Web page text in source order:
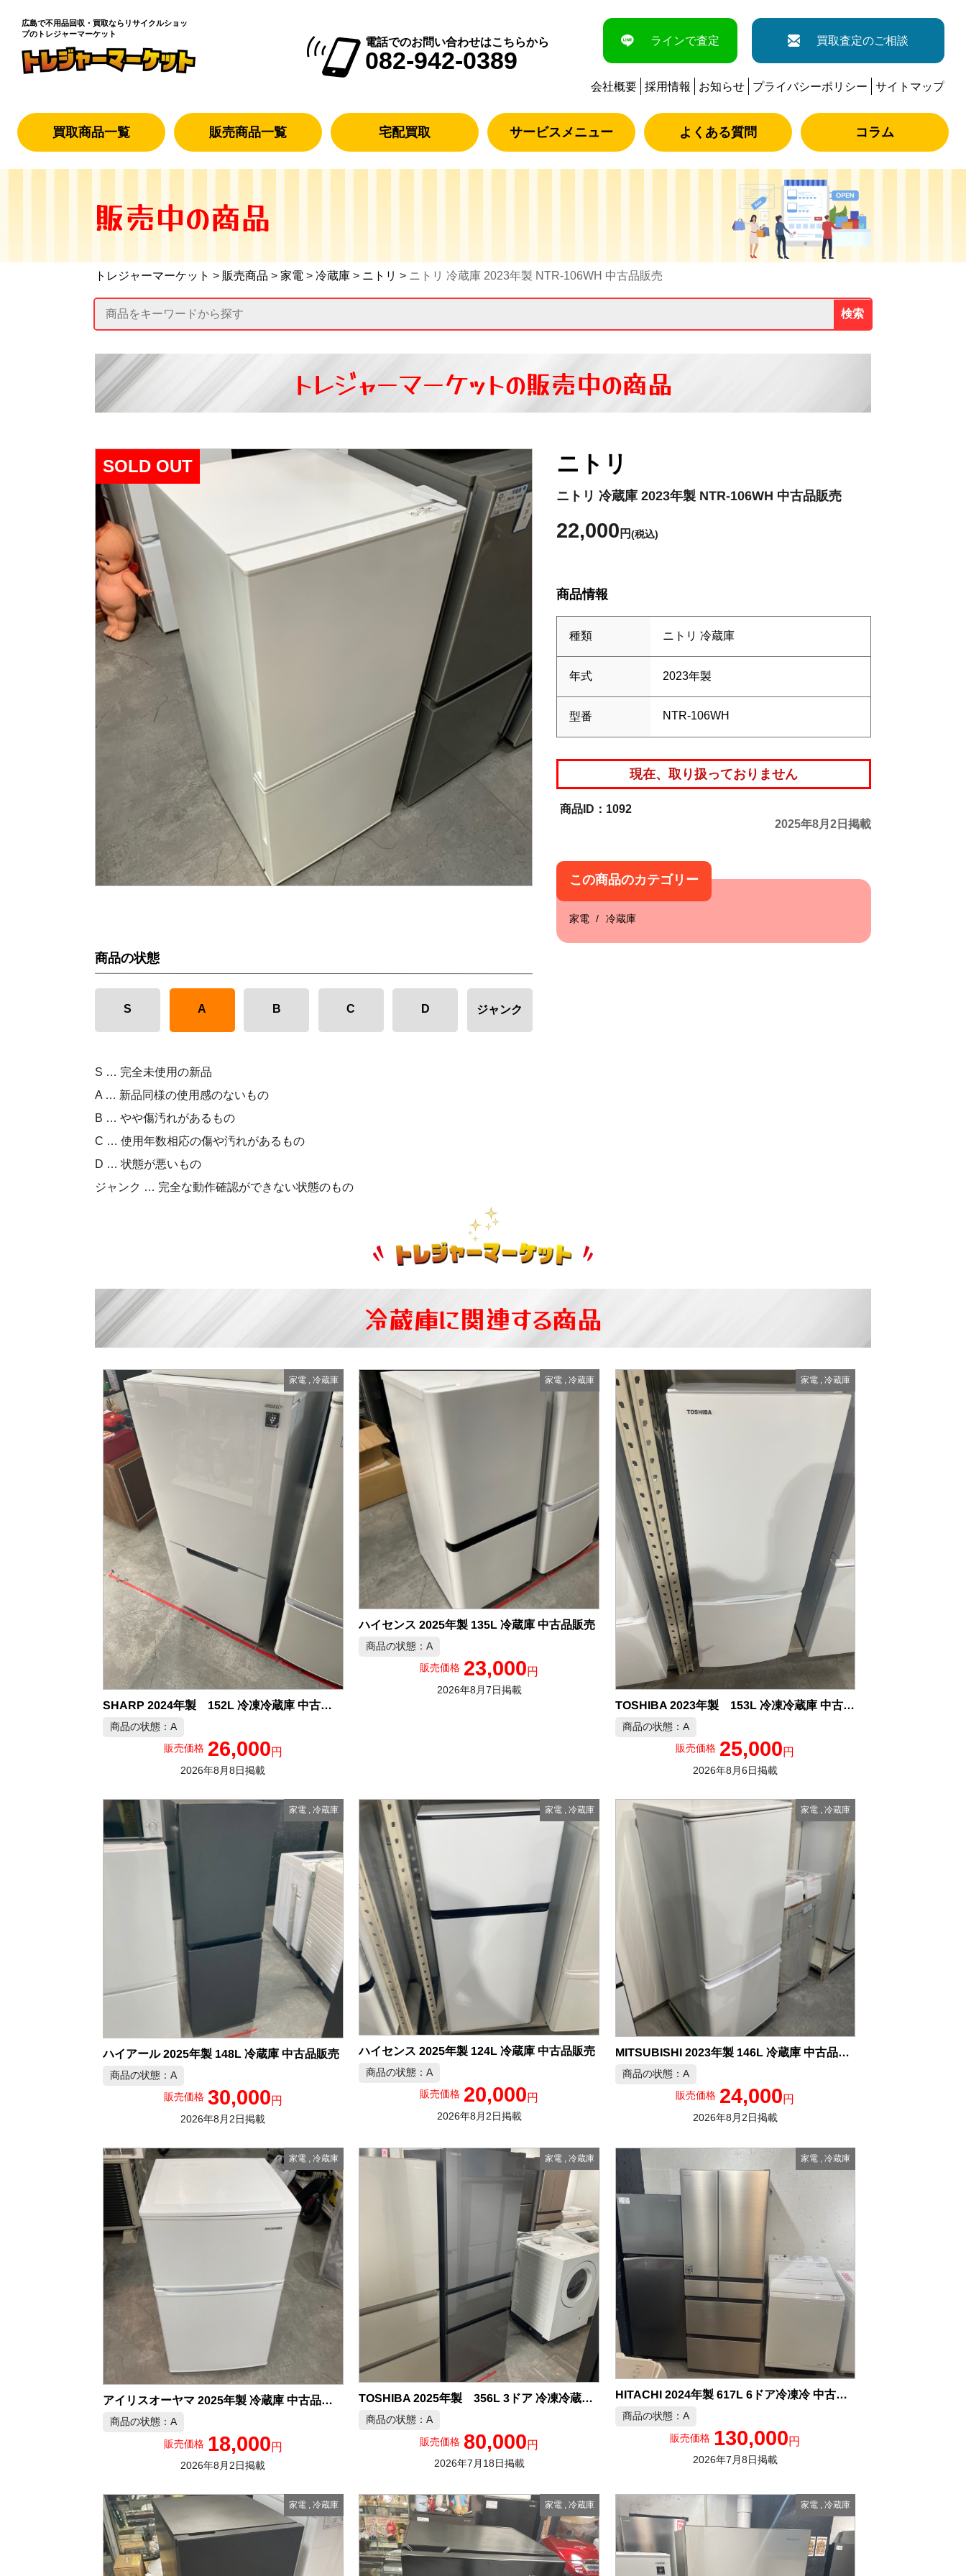
広島で不用品回収・買取なら リサイクルショッ
プのトレジャーマーケット
電話でのお問い合わせはこちらから
082-942-0389
ラインで査定 買取査定のご相談
会社概要 採用情報 お知らせ プライバシーポリシー サイトマップ
買取商品一覧 販売商品一覧 宅配買取 サービスメニュー よくある質問 コラム
販売中の商品
トレジャーマーケット > 販売商品 > 家電 > 冷蔵庫 > ニトリ > ニトリ 冷蔵庫 2023年製 NTR-106WH 中古品販売
検索
トレジャーマーケットの販売中の商品
ニトリ
ニトリ 冷蔵庫 2023年製 NTR-106WH 中古品販売
22,000 円(税込)
商品情報
種類 ニトリ 冷蔵庫
年式 2023年製
型番 NTR-106WH
現在、取り扱っておりません
1092
2025年8月2日掲載
この商品のカテゴリー
家電 冷蔵庫
SOLD OUT
商品の状態
S A B C D ジャンク
S … 完全未使用の新品
A … 新品同様の使用感のないもの
B … やや傷汚れがあるもの
C … 使用年数相応の傷や汚れがあるもの
D … 状態が悪いもの
ジャンク … 完全な動作確認ができない状態のもの
冷蔵庫に関連する商品
家電, 冷蔵庫
SHARP 2024年製 152L 冷凍冷蔵庫 中古品販売
商品の状態：A
販売価格 26,000円
2026年8月8日掲載
家電, 冷蔵庫
ハイセンス 2025年製 135L 冷蔵庫 中古品販売
商品の状態：A
販売価格 23,000円
2026年8月7日掲載
家電 ,冷蔵庫
TOSHIBA 2023年製 153L 冷凍冷蔵庫 中古品販売
商品の状態：A
販売価格 25,000円
2026年8月6日掲載
家電, 冷蔵庫
ハイアール 2025年製 148L 冷蔵庫 中古品販売
商品の状態：A
販売価格 30,000円
2026年8月2日掲載
家電, 冷蔵庫
ハイセンス 2025年製 124L 冷蔵庫 中古品販売
商品の状態：A
販売価格 20,000円
2026年8月2日掲載
家電 ,冷蔵庫
MITSUBISHI 2023年製 146L 冷蔵庫 中古品販売
商品の状態：A
販売価格 24,000円
2026年8月2日掲載
家電, 冷蔵庫
アイリスオーヤマ 2025年製 冷蔵庫 中古品販売
商品の状態：A
販売価格 18,000円
2026年8月2日掲載
家電, 冷蔵庫
TOSHIBA 2025年製 356L 3ドア 冷凍冷蔵庫 中古品販売
商品の状態：A
販売価格 80,000円
2026年7月18日掲載
家電 ,冷蔵庫
HITACHI 2024年製 617L 6ドア冷凍冷 中古品販売
商品の状態：A
販売価格 130,000円
2026年7月8日掲載
家電, 冷蔵庫 家電, 冷蔵庫 家電 ,冷蔵庫